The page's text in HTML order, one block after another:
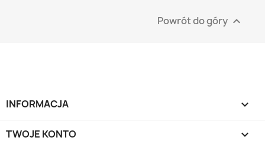
Powrót do góry 
INFORMACJA 
TWOJE KONTO 